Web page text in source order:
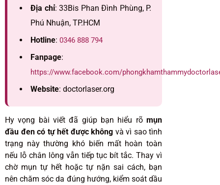
Địa chỉ: 33Bis Phan Đình Phùng, P.
Phú Nhuận, TP.HCM
Hotline: 0346 888 794
Fanpage:
https://www.facebook.com/
Website: doctorlaser.org
Hy vọng bài viết đã giúp bạn hiểu rõ mụn
đầu đen có tự hết được không và vì sao tình
trạng này thường khó biến mất hoàn toàn
nếu lỗ chân lông vẫn tiếp tục bít tắc. Thay vì
chờ mụn tự hết hoặc tự nặn sai cách, bạn
nên chăm sóc da đúng hướng, kiểm soát dầu